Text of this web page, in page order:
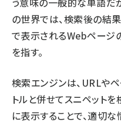
z世代 (1623)
meo (1277)
の世界では、検索後の結
で表示されるWebページ
を指す。
検索エンジンは、URLや
トルと併せてスニペット
に表示することで、適切